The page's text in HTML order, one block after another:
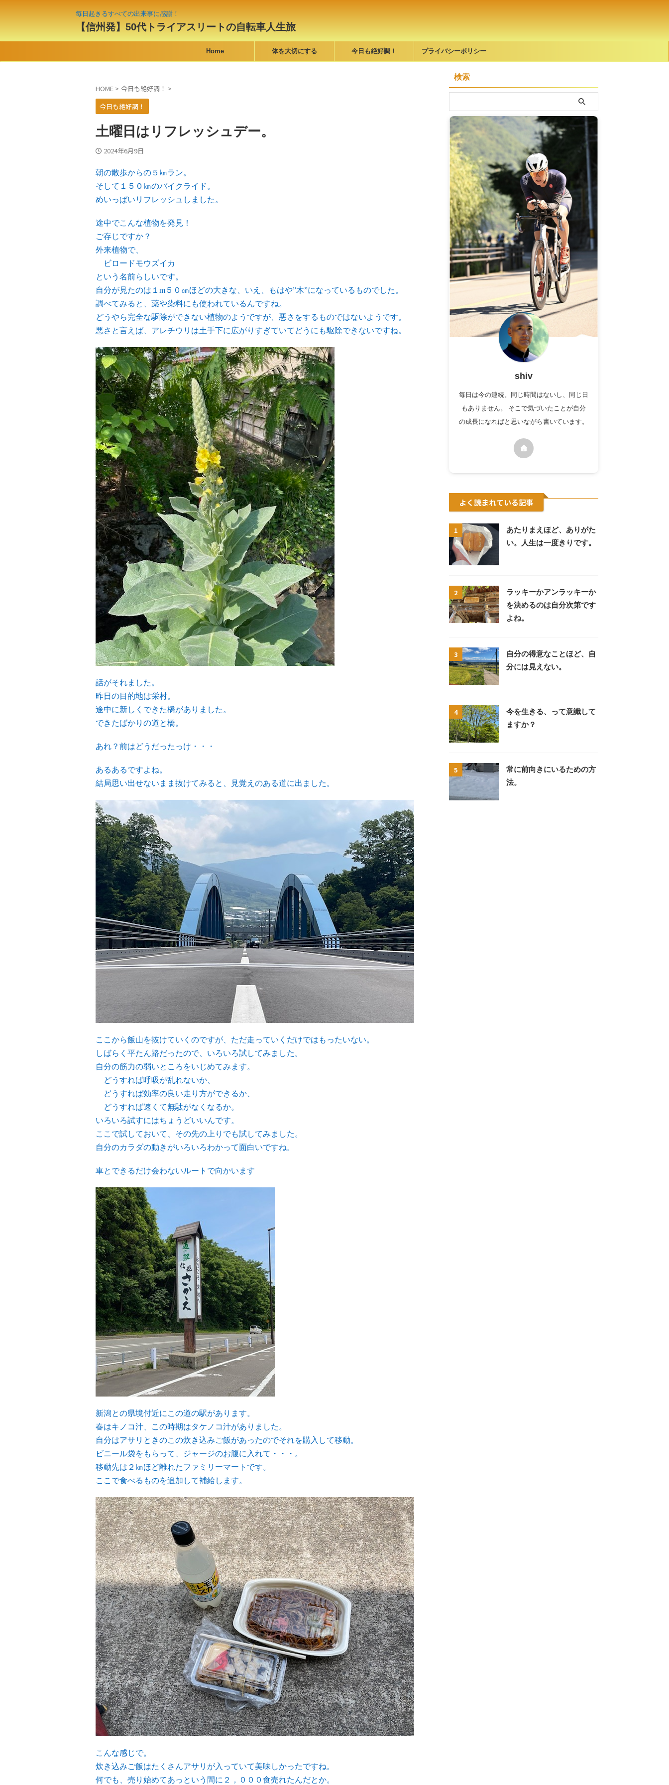
毎日起きるすべての出来事に感謝！
【信州発】50代トライアスリートの自転車人生旅
Home 体を大切にする 今日も絶好調！ プライバシーポリシー
HOME > 今日も絶好調！ >
今日も絶好調！
土曜日はリフレッシュデー。
2024年6月9日
朝の散歩からの５㎞ラン。
そして１５０㎞のバイクライド。
めいっぱいリフレッシュしました。
途中でこんな植物を発見！
ご存じですか？
外来植物で、
ビロードモウズイカ
という名前らしいです。
自分が見たのは１m５０㎝ほどの大きな、いえ、もはや”木”になっているものでした。
調べてみると、薬や染料にも使われているんですね。
どうやら完全な駆除ができない植物のようですが、悪さをするものではないようです。
悪さと言えば、アレチウリは土手下に広がりすぎていてどうにも駆除できないですね。
話がそれました。
昨日の目的地は栄村。
途中に新しくできた橋がありました。
できたばかりの道と橋。
あれ？前はどうだったっけ・・・
あるあるですよね。
結局思い出せないまま抜けてみると、見覚えのある道に出ました。
ここから飯山を抜けていくのですが、ただ走っていくだけではもったいない。
しばらく平たん路だったので、いろいろ試してみました。
自分の筋力の弱いところをいじめてみます。
どうすれば呼吸が乱れないか、
どうすれば効率の良い走り方ができるか、
どうすれば速くて無駄がなくなるか。
いろいろ試すにはちょうどいいんです。
ここで試しておいて、その先の上りでも試してみました。
自分のカラダの動きがいろいろわかって面白いですね。
車とできるだけ会わないルートで向かいます
新潟との県境付近にこの道の駅があります。
春はキノコ汁、この時期はタケノコ汁がありました。
自分はアサリときのこの炊き込みご飯があったのでそれを購入して移動。
ビニール袋をもらって、ジャージのお腹に入れて・・・。
移動先は２㎞ほど離れたファミリーマートです。
ここで食べるものを追加して補給します。
こんな感じで。
炊き込みご飯はたくさんアサリが入っていて美味しかったですね。
何でも、売り始めてあっという間に２，０００食売れたんだとか。
検索
shiv
毎日は今の連続。同じ時間はないし、同じ日
もありません。 そこで気づいたことが自分
の成長になればと思いながら書いています。
よく読まれている記事
1
あたりまえほど、ありがた
い。人生は一度きりです。
2
ラッキーかアンラッキーか
を決めるのは自分次第です
よね。
3
自分の得意なことほど、自
分には見えない。
4
今を生きる、って意識して
ますか？
5
常に前向きにいるための方
法。